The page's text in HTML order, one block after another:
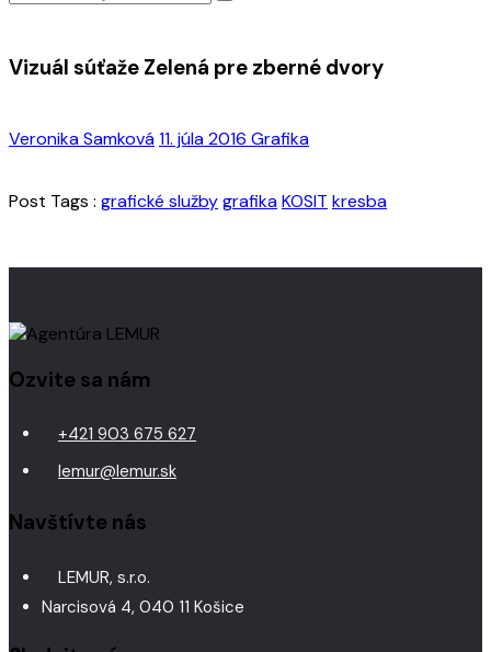
Veronika Samková11. júla 2016 Grafika
Vizuál súťaže Zelená pre zberné dvory
Post Tags : grafické službygrafikaKOSIT kresba
Ozvite sa nám
+421 903 675 627
lemur@lemur.sk
Navštívte nás
LEMUR, s.r.o.
Narcisová 4, 040 11 Košice